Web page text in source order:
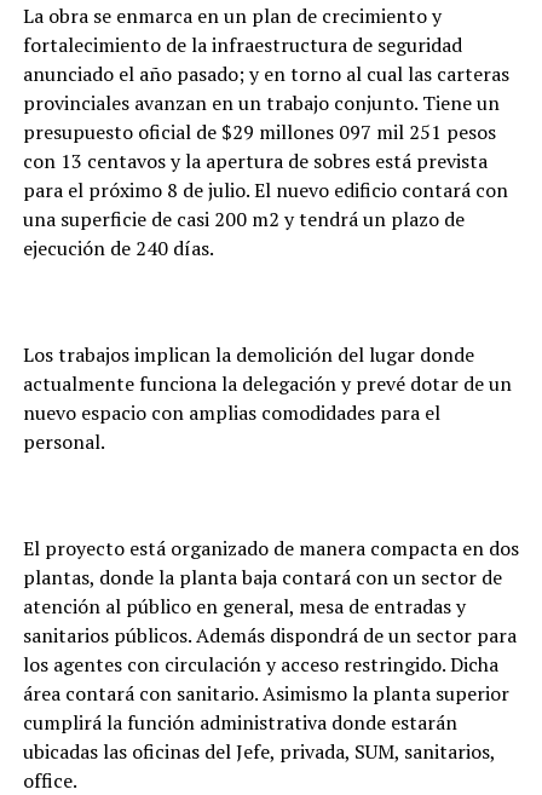
La obra se enmarca en un plan de crecimiento y
fortalecimiento de la infraestructura de seguridad
anunciado el año pasado; y en torno al cual las carteras
provinciales avanzan en un trabajo conjunto. Tiene un
presupuesto oficial de $29 millones 097 mil 251 pesos
con 13 centavos y la apertura de sobres está prevista
para el próximo 8 de julio. El nuevo edificio contará con
una superficie de casi 200 m2 y tendrá un plazo de
ejecución de 240 días.
Los trabajos implican la demolición del lugar donde
actualmente funciona la delegación y prevé dotar de un
nuevo espacio con amplias comodidades para el
personal.
El proyecto está organizado de manera compacta en dos
plantas, donde la planta baja contará con un sector de
atención al público en general, mesa de entradas y
sanitarios públicos. Además dispondrá de un sector para
los agentes con circulación y acceso restringido. Dicha
área contará con sanitario. Asimismo la planta superior
cumplirá la función administrativa donde estarán
ubicadas las oficinas del Jefe, privada, SUM, sanitarios,
office.